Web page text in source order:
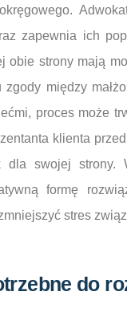
zapewnia ich
obie strony mają
między
proces może
klienta
swojej strony.
formę
stres
do